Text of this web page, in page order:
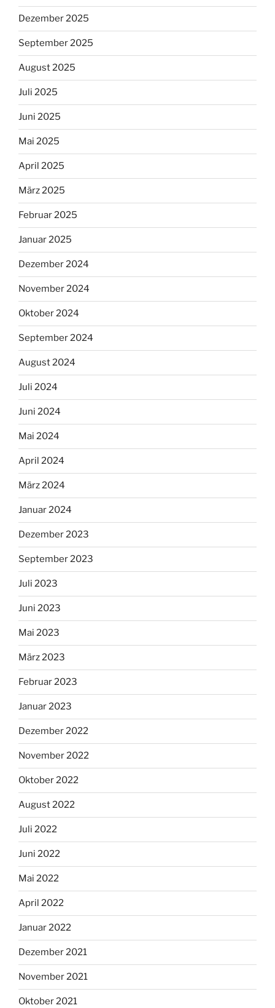
Dezember 2025
September 2025
August 2025
Juli 2025
Juni 2025
Mai 2025
April 2025
März 2025
Februar 2025
Januar 2025
Dezember 2024
November 2024
Oktober 2024
September 2024
August 2024
Juli 2024
Juni 2024
Mai 2024
April 2024
März 2024
Januar 2024
Dezember 2023
September 2023
Juli 2023
Juni 2023
Mai 2023
März 2023
Februar 2023
Januar 2023
Dezember 2022
November 2022
Oktober 2022
August 2022
Juli 2022
Juni 2022
Mai 2022
April 2022
Januar 2022
Dezember 2021
November 2021
Oktober 2021